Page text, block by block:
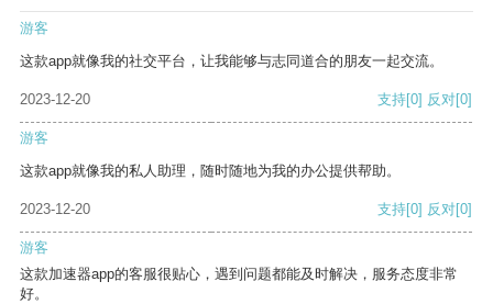
游客
这款app就像我的社交平台，让我能够与志同道合的朋友一起交流。
2023-12-20 支持[0] 反对[0]
游客
这款app就像我的私人助理，随时随地为我的办公提供帮助。
2023-12-20 支持[0] 反对[0]
游客
这款加速器app的客服很贴心，遇到问题都能及时解决，服务态度非常
好。